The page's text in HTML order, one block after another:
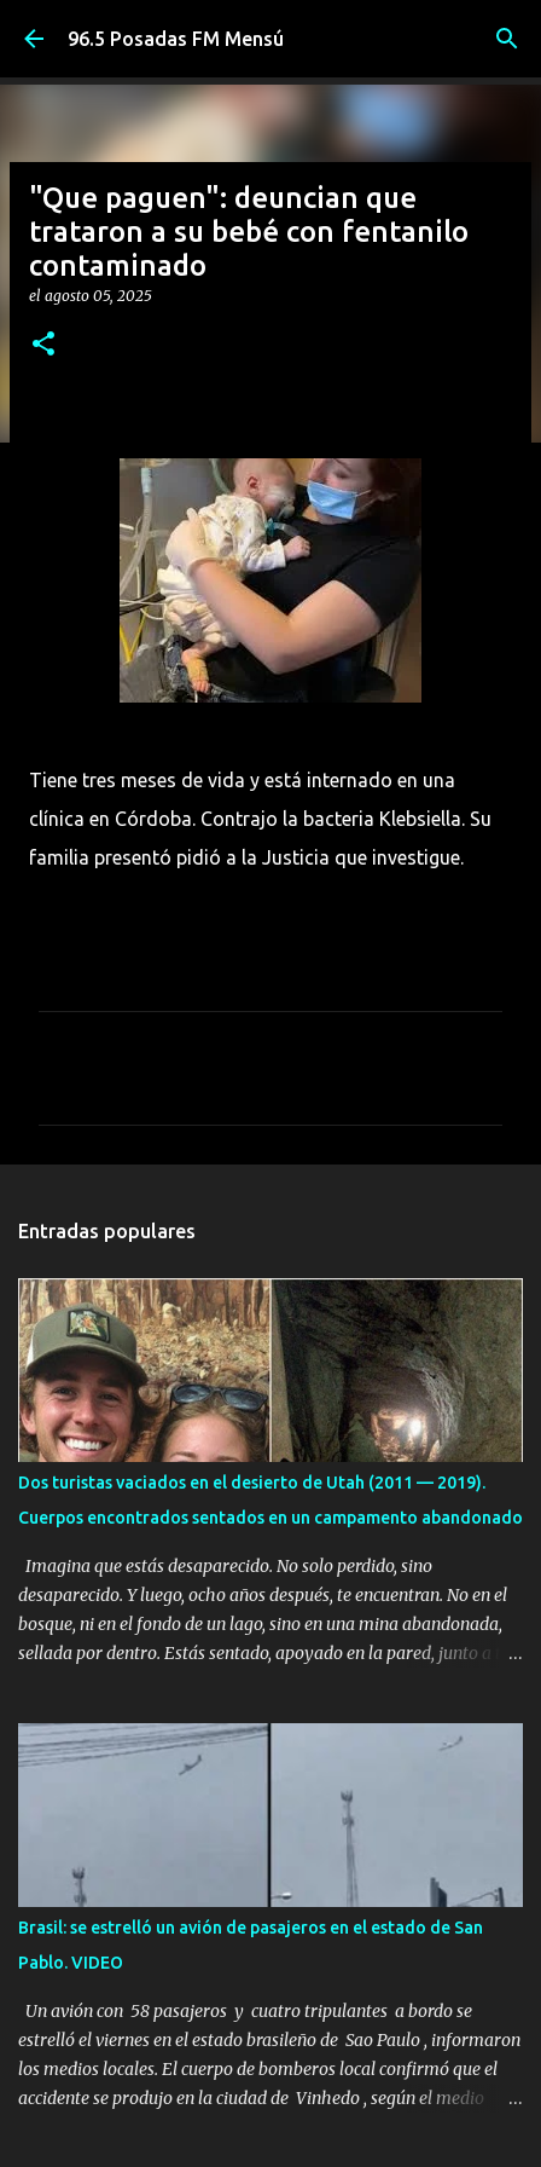
Ir al contenido principal
96.5 Posadas FM Mensú
"Que paguen": deuncian que
trataron a su bebé con fentanilo
contaminado
el agosto 05, 2025
Tiene tres meses de vida y está internado en una
clínica en Córdoba. Contrajo la bacteria Klebsiella. Su
familia presentó pidió a la Justicia que investigue.
t
r
i
o
s
Entradas populares
Dos turistas vaciados en el desierto de Utah (2011 — 2019).
Cuerpos encontrados sentados en un campamento abandonado
Imagina que estás desaparecido. No solo perdido, sino
desaparecido. Y luego, ocho años después, te encuentran. No en el
bosque, ni en el fondo de un lago, sino en una mina abandonada,
sellada por dentro. Estás sentado, apoyado en la pared, junto a tu
una historia de monstruos de película. Esta es la historia real de
Sarah y Andrew. Es la historia de cómo un viaje de tres días al
desierto se convirtió en un misterio de ocho años, cuya respuesta
resultó ser más aterradora de lo que nadie podría haber
una pareja normal de Colorado. Ella tenía 26 años. Él, 28. No eran
aficionados a los deportes extremos ni expertos en supervivencia.
Eran simplemente dos personas que se amaban y querían pasar
un fin de semana lejos de la ciudad. Su plan era de lo más sencillo.
Tomar su viejo pero confiable auto, con...
Brasil: se estrelló un avión de pasajeros en el estado de San
Pablo. VIDEO
Un avión con 58 pasajeros y cuatro tripulantes a bordo se
estrelló el viernes en el estado brasileño de Sao Paulo , informaron
los medios locales. El cuerpo de bomberos local confirmó que el
accidente se produjo en la ciudad de Vinhedo , según el medio